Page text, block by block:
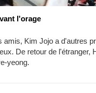
l'orage
amis, Kim Jojo a d'autres
De retour de l'étranger,
yeong.